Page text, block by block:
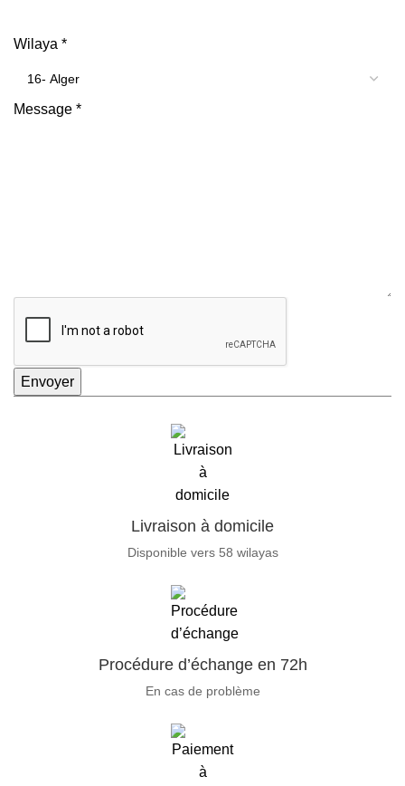
Wilaya *
Message *
Envoyer
Livraison à domicile
Disponible vers 58 wilayas
Procédure d’échange en 72h
En cas de problème